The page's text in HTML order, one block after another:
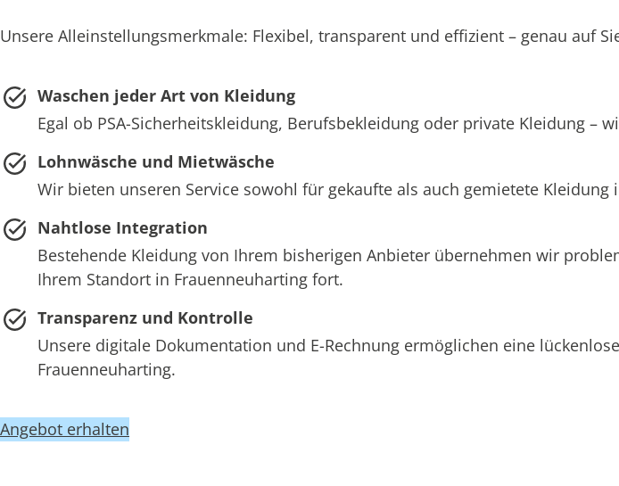
Unsere Alleinstellungsmerkmale: Flexibel, transparent und effizient – genau auf
Waschen jeder Art von Kleidung
Egal ob PSA-Sicherheitskleidung, Berufsbekleidung oder private Kleidung –
Lohnwäsche und Mietwäsche
Wir bieten unseren Service sowohl für gekaufte als auch gemietete Kleidung
Nahtlose Integration
Bestehende Kleidung von Ihrem bisherigen Anbieter übernehmen wir
Ihrem Standort in Frauenneuharting fort.
Transparenz und Kontrolle
Unsere digitale Dokumentation und E-Rechnung ermöglichen eine
Frauenneuharting.
Angebot erhalten